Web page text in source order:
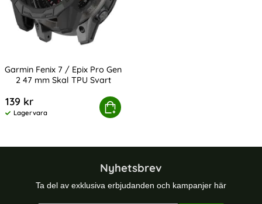
Garmin Fenix 7 / Epix Pro Gen
2 47 mm Skal TPU Svart
139 kr
Tillgänglighet:
Lagervara
Köp
Fenix 7 / Epix Pro Gen 2 47 mm Skal TPU Svart
Nyhetsbrev
Ta del av exklusiva erbjudanden och kampanjer här